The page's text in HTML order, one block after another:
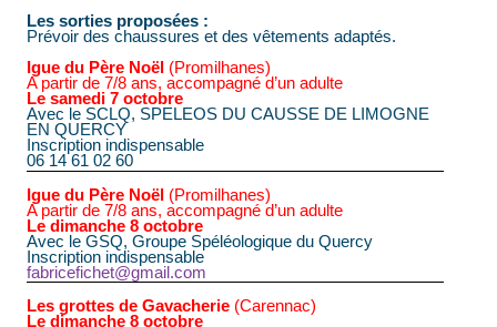
Les sorties proposées :
Prévoir des chaussures et des vêtements adaptés.
Igue du Père Noël (Promilhanes)
A partir de 7/8 ans, accompagné d’un adulte
Le samedi 7 octobre
Avec le SCLQ, SPELEOS DU CAUSSE DE LIMOGNE
EN QUERCY
Inscription indispensable
06 14 61 02 60
Igue du Père Noël (Promilhanes)
A partir de 7/8 ans, accompagné d’un adulte
Le dimanche 8 octobre
Avec le GSQ, Groupe Spéléologique du Quercy
Inscription indispensable
fabricefichet@gmail.com
Les grottes de Gavacherie (Carennac)
Le dimanche 8 octobre